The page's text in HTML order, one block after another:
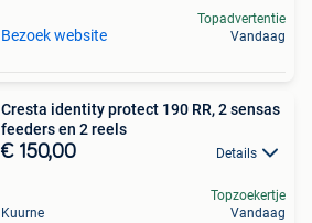
Bezoek website
Topadvertentie
Vandaag
Cresta identity protect 190 RR, 2 sensas
feeders en 2 reels
€ 150,00 Details
Kuurne
Topzoekertje
Vandaag